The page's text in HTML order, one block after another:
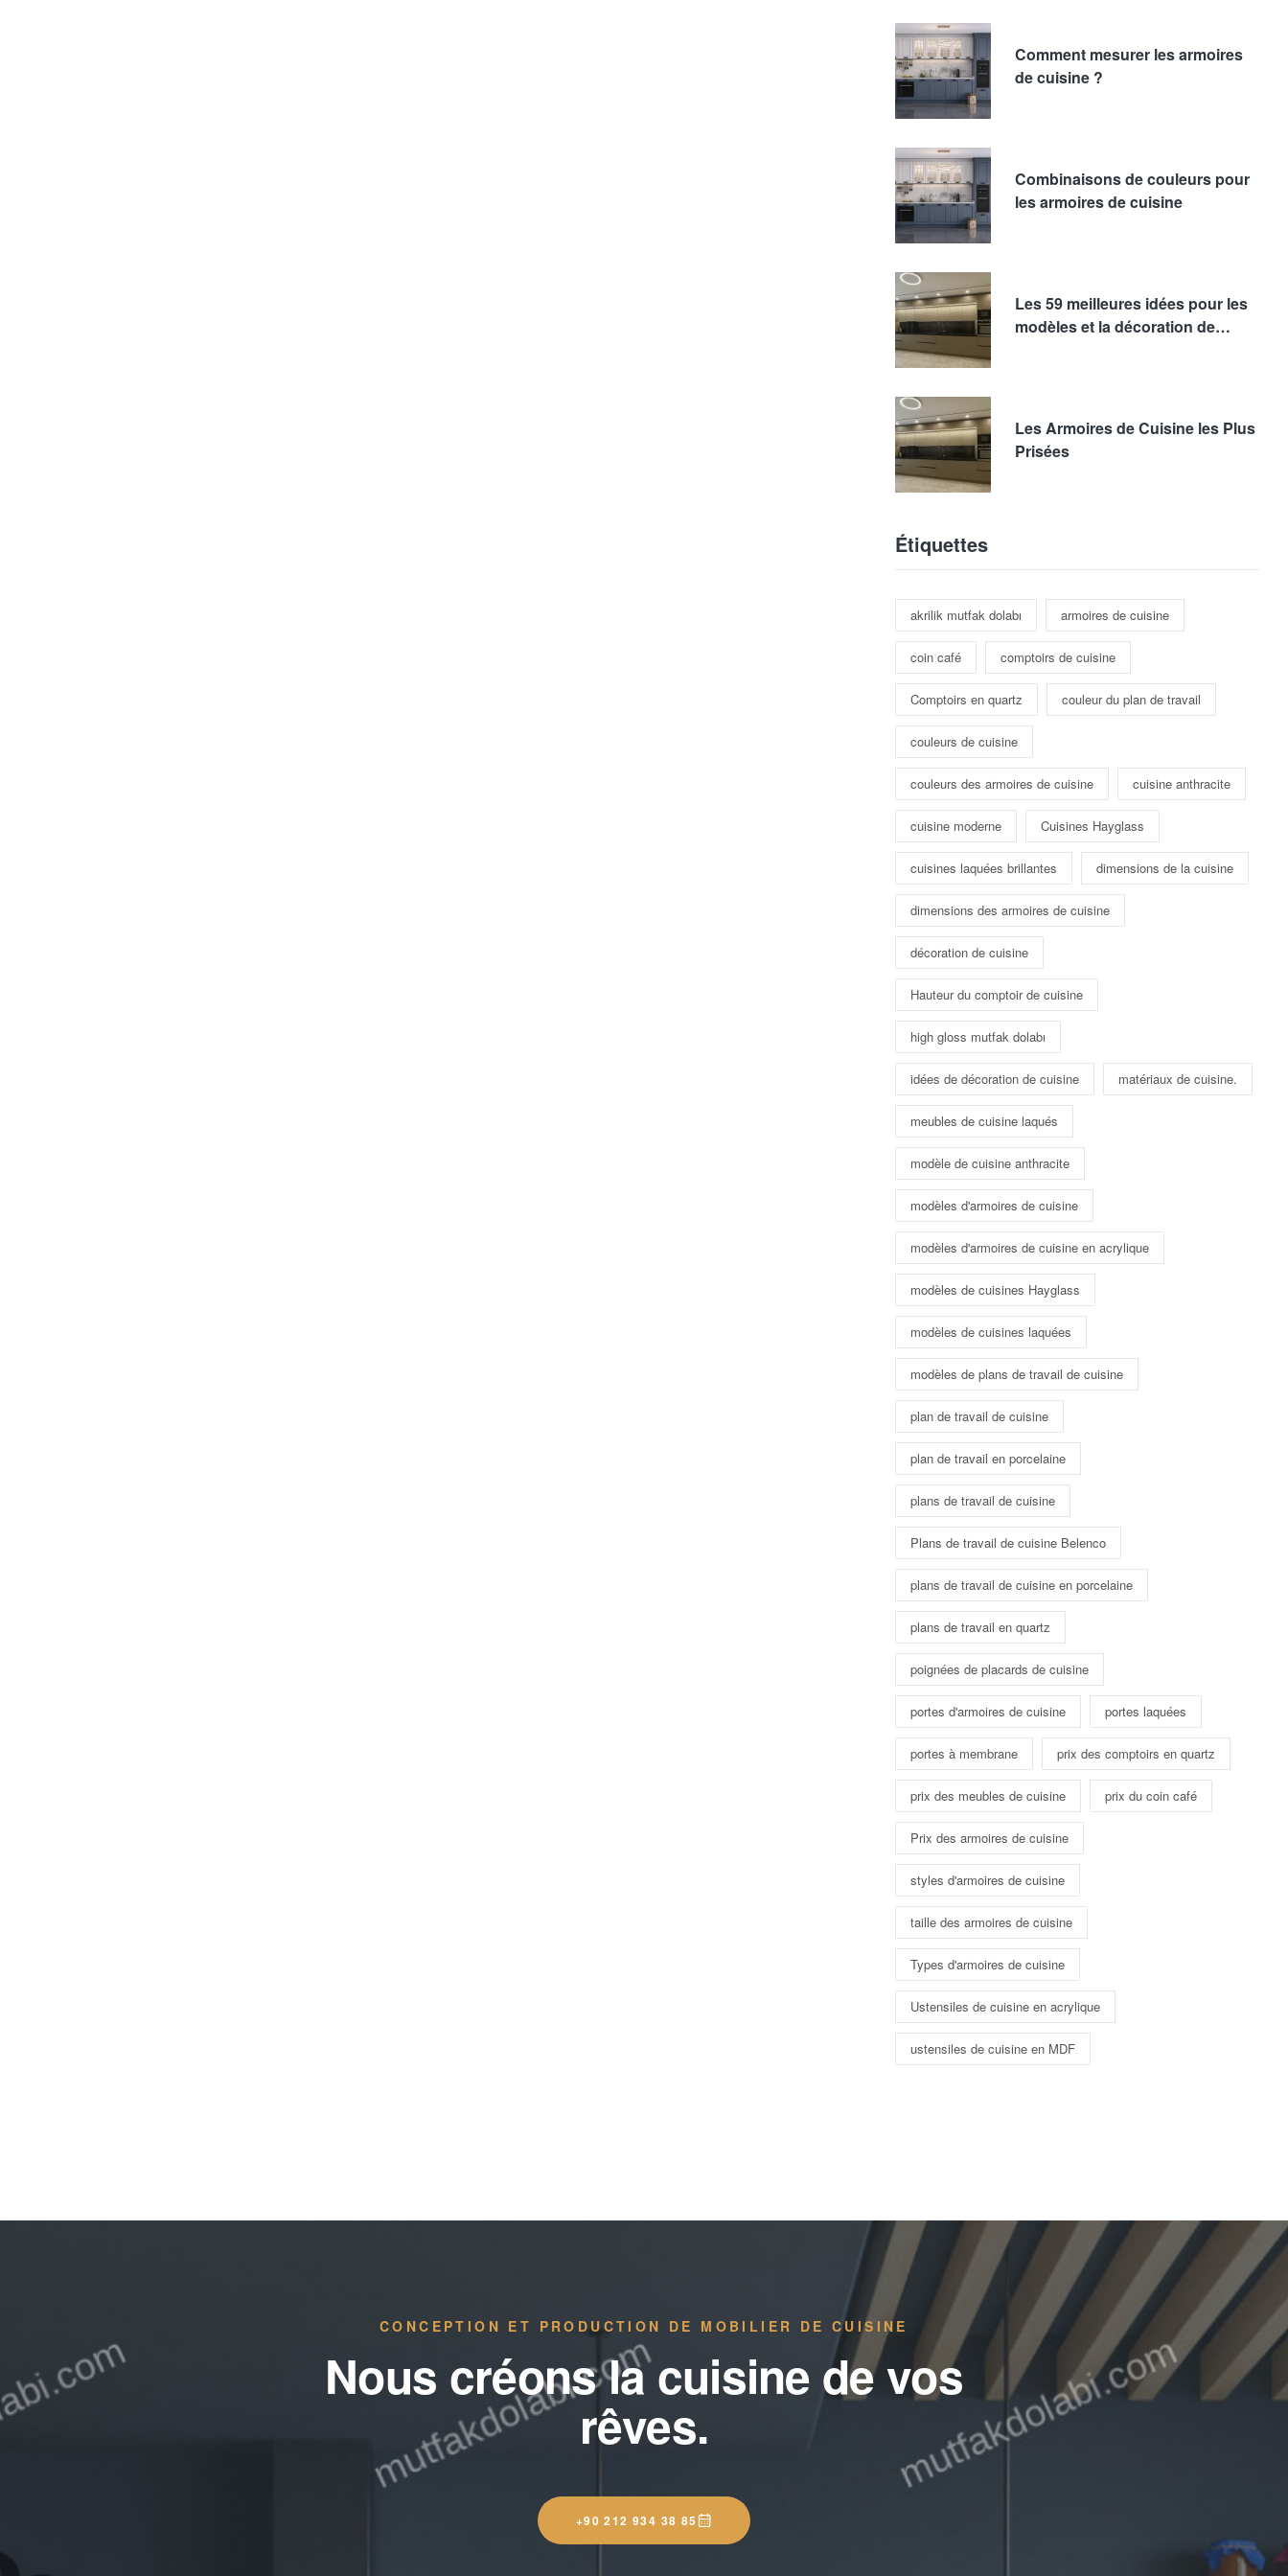
Comment mesurer les armoires
de cuisine ?
Combinaisons de couleurs pour
les armoires de cuisine
Les 59 meilleures idées pour les
modèles et la décoration de
Les Armoires de Cuisine les Plus
Prisées
Étiquettes
akrilik mutfak dolabı armoires de cuisine
coin café comptoirs de cuisine
Comptoirs en quartz couleur du plan de travail
couleurs de cuisine
couleurs des armoires de cuisine cuisine anthracite
cuisine moderne Cuisines Hayglass
cuisines laquées brillantes dimensions de la cuisine
dimensions des armoires de cuisine
décoration de cuisine
Hauteur du comptoir de cuisine
high gloss mutfak dolabı
idées de décoration de cuisine matériaux de cuisine.
meubles de cuisine laqués
modèle de cuisine anthracite
modèles d'armoires de cuisine
modèles d'armoires de cuisine en acrylique
modèles de cuisines Hayglass
modèles de cuisines laquées
modèles de plans de travail de cuisine
plan de travail de cuisine
plan de travail en porcelaine
plans de travail de cuisine
Plans de travail de cuisine Belenco
plans de travail de cuisine en porcelaine
plans de travail en quartz
poignées de placards de cuisine
portes d'armoires de cuisine portes laquées
portes à membrane prix des comptoirs en quartz
prix des meubles de cuisine prix du coin café
Prix ​​des armoires de cuisine
styles d'armoires de cuisine
taille des armoires de cuisine
Types d'armoires de cuisine
Ustensiles de cuisine en acrylique
ustensiles de cuisine en MDF
CONCEPTION ET PRODUCTION DE MOBILIER DE CUISINE
Nous créons la cuisine de vos
rêves.
+90 212 934 38 85